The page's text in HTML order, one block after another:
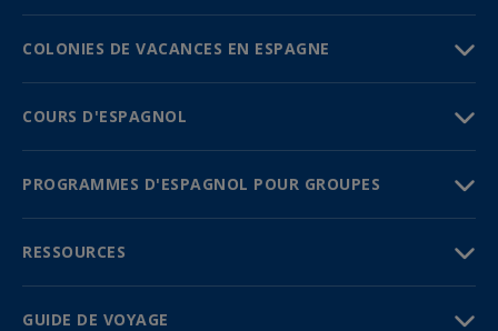
COLONIES DE VACANCES EN ESPAGNE
COURS D'ESPAGNOL
PROGRAMMES D'ESPAGNOL POUR GROUPES
RESSOURCES
GUIDE DE VOYAGE